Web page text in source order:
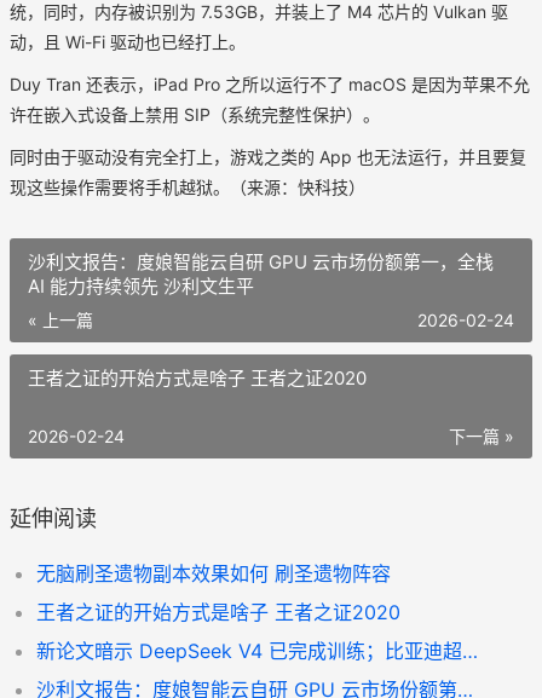
统，同时，内存被识别为 7.53GB，并装上了 M4 芯片的 Vulkan 驱
动，且 Wi-Fi 驱动也已经打上。
Duy Tran 还表示，iPad Pro 之所以运行不了 macOS 是因为苹果不允
许在嵌入式设备上禁用 SIP（系统完整性保护）。
同时由于驱动没有完全打上，游戏之类的 App 也无法运行，并且要复
现这些操作需要将手机越狱。（来源：快科技）
沙利文报告：度娘智能云自研 GPU 云市场份额第一，全栈
AI 能力持续领先 沙利文生平
« 上一篇 2026-02-24
王者之证的开始方式是啥子 王者之证2020
下一篇 »
2026-02-24
延伸阅读
无脑刷圣遗物副本效果如何 刷圣遗物阵容
王者之证的开始方式是啥子 王者之证2020
新论文暗示 DeepSeek V4 已完成训练；比亚迪超特斯拉，全球第一；传现在没有标准版iPhone｜极客早了解 论文新意怎么说
沙利文报告：度娘智能云自研 GPU 云市场份额第一，全栈 AI 能力持续领先 沙利文生平